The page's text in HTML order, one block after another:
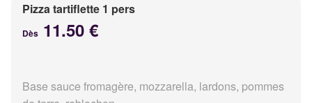
Pizza tartiflette 1 pers
Dès 11.50 €
Base sauce fromagère, mozzarella, lardons, pommes